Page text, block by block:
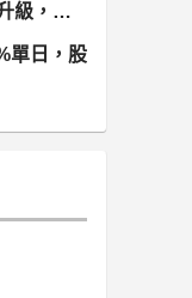
級，南
單日，股